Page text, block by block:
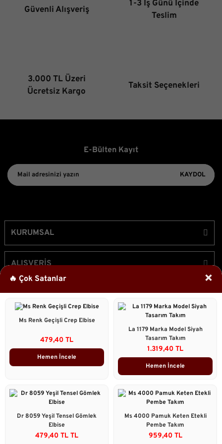
Çok Satanlar
🔥 Çok Satanlar ×
Ms Renk Geçişli Crep Elbise
479,40 TL
Hemen İncele
La 1179 Marka Model Siyah
Tasarım Takım
1.319,40 TL
Hemen İncele
Dr 8059 Yeşil Tensel Gömlek
Elbise
479,40 TL TL
Ms 4000 Pamuk Keten Etekli
Pembe Takım
959,40 TL
Ürün fiyatı diğer sitelerden daha pahalı.
Güvenli Alışveriş
1-3 İş Günü İçinde
Teslim
3.000 TL Üzeri
Ücretsiz Kargo
Taksit Seçenekleri
E-Bülten Kayıt
KAYDOL
KURUMSAL
ALIŞVERİŞ
ÜYELİK
Bizi Takip Edin!
Kredi kartı bilgileriniz 256bit SSL sertifikası ile korunmaktadır.
ideasoft
e-
ticaret
paketleri
ile
hazırlandı.